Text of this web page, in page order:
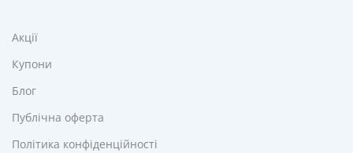
Акції
Купони
Блог
Публічна оферта
Політика конфіденційності